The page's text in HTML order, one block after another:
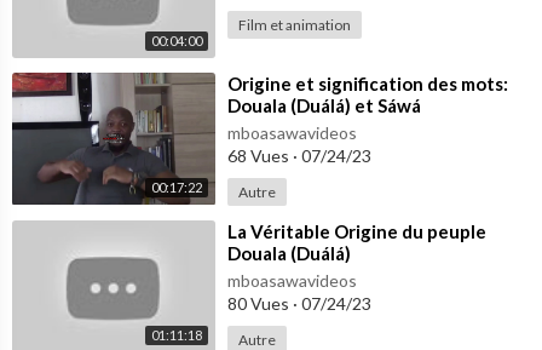
00:04:00
Film et animation
00:17:22
⁣Origine et signification des mots:
Douala (Duálá) et Sáwá
mboasawavideos
68 Vues · 07/24/23
Autre
01:11:18
⁣La Véritable Origine du peuple
Douala (Duálá)
mboasawavideos
80 Vues · 07/24/23
Autre